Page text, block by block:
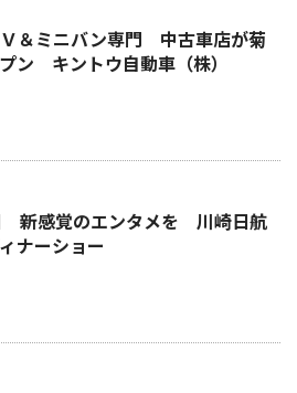
＆ミニバン専門 中古車店が菊
ン キントウ自動車（株）
新感覚のエンタメを 川崎日航
ナーショー